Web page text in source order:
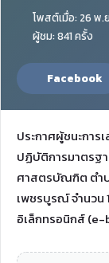
โพสต์เมื่อ: 26 พ.
ผู้ชม: 841 ครั้ง
Facebook
ประกาศผู้ชนะกา
ปฏิบัติการมาตรฐ
ศาสตรบัณฑิต ตำบ
เพชรบูรณ์ จำนวน
อิเล็กทรอนิกส์